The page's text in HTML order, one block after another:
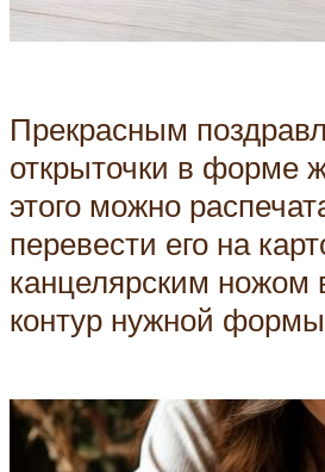
Прекрасным
открыточки в форме
этого можно
перевести его на
канцелярским ножом
контур нужной